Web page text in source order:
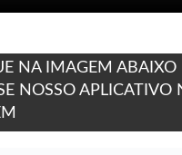
NA IMAGEM ABAIXO
NOSSO APLICATIVO